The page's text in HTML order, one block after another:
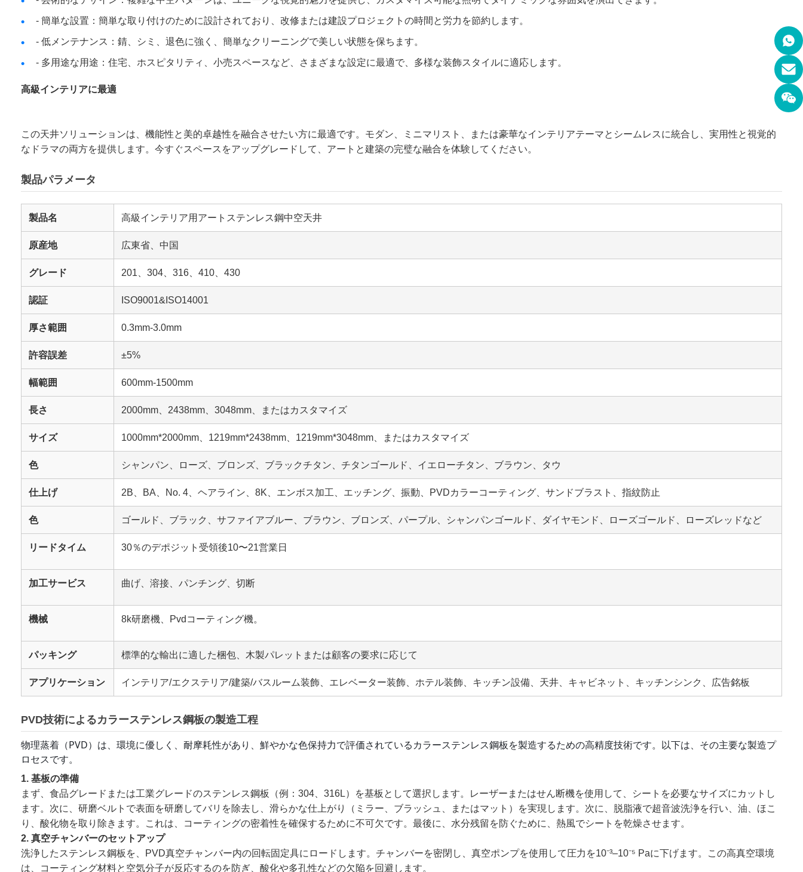
- 簡単な設置：簡単な取り付けのために設計されており、改修または建設プロジェクトの時間と労力を節約します。
- 低メンテナンス：錆、シミ、退色に強く、簡単なクリーニングで美しい状態を保ちます。
- 多用途な用途：住宅、ホスピタリティ、小売スペースなど、さまざまな設定に最適で、多様な装飾スタイルに適応します。
高級インテリアに最適
この天井ソリューションは、機能性と美的卓越性を融合させたい方に最適です。モダン、ミニマリスト、または豪華なインテリアテーマとシームレスに統合し、実用性と視覚的
なドラマの両方を提供します。今すぐスペースをアップグレードして、アートと建築の完璧な融合を体験してください。
製品パラメータ
製品名 高級インテリア用アートステンレス鋼中空天井
原産地 広東省、中国
グレード 201、304、316、410、430
認証 ISO9001&ISO14001
厚さ範囲 0.3mm-3.0mm
許容誤差 ±5%
幅範囲 600mm-1500mm
長さ 2000mm、2438mm、3048mm、またはカスタマイズ
サイズ 1000mm*2000mm、1219mm*2438mm、1219mm*3048mm、またはカスタマイズ
色 シャンパン、ローズ、ブロンズ、ブラックチタン、チタンゴールド、イエローチタン、ブラウン、タウ
仕上げ 2B、BA、No. 4、ヘアライン、8K、エンボス加工、エッチング、振動、PVDカラーコーティング、サンドブラスト、指紋防止
色 ゴールド、ブラック、サファイアブルー、ブラウン、ブロンズ、パープル、シャンパンゴールド、ダイヤモンド、ローズゴールド、ローズレッドなど
リードタイム 30％のデポジット受領後10〜21営業日
加工サービス 曲げ、溶接、パンチング、切断
機械 8k研磨機、Pvdコーティング機。
パッキング 標準的な輸出に適した梱包、木製パレットまたは顧客の要求に応じて
アプリケーション インテリア/エクステリア/建築/バスルーム装飾、エレベーター装飾、ホテル装飾、キッチン設備、天井、キャビネット、キッチンシンク、広告銘板
PVD技術によるカラーステンレス鋼板の製造工程
物理蒸着（PVD）は、環境に優しく、耐摩耗性があり、鮮やかな色保持力で評価されているカラーステンレス鋼板を製造するための高精度技術です。以下は、その主要な製造プ
ロセスです。
1. 基板の準備
まず、食品グレードまたは工業グレードのステンレス鋼板（例：304、316L）を基板として選択します。レーザーまたはせん断機を使用して、シートを必要なサイズにカットし
ます。次に、研磨ベルトで表面を研磨してバリを除去し、滑らかな仕上がり（ミラー、ブラッシュ、またはマット）を実現します。次に、脱脂液で超音波洗浄を行い、油、ほこ
り、酸化物を取り除きます。これは、コーティングの密着性を確保するために不可欠です。最後に、水分残留を防ぐために、熱風でシートを乾燥させます。
2. 真空チャンバーのセットアップ
洗浄したステンレス鋼板を、PVD真空チャンバー内の回転固定具にロードします。チャンバーを密閉し、真空ポンプを使用して圧力を10⁻³–10⁻⁵ Paに下げます。この高真空環境
は、コーティング材料と空気分子が反応するのを防ぎ、酸化や多孔性などの欠陥を回避します。